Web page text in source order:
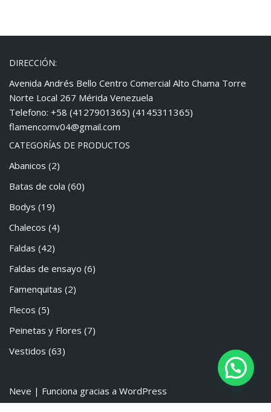
DIRECCIÓN:
Avenida Andrés Bello Centro Comercial Alto Chama Torre
Norte Local 267 Mérida Venezuela
Telefono: +58 (4127901365) (4145311365)
flamencomv04@gmail.com
CATEGORÍAS DE PRODUCTOS
Abanicos (2)
Batas de cola (60)
Bodys (19)
Chalecos (4)
Faldas (42)
Faldas de ensayo (6)
Famenquitas (2)
Flecos (5)
Peinetas y Flores (7)
Vestidos (63)
Neve | Funciona gracias a WordPress